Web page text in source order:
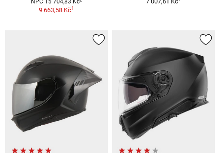
NPC 15 704,83 Kč
9 663,58 Kč1